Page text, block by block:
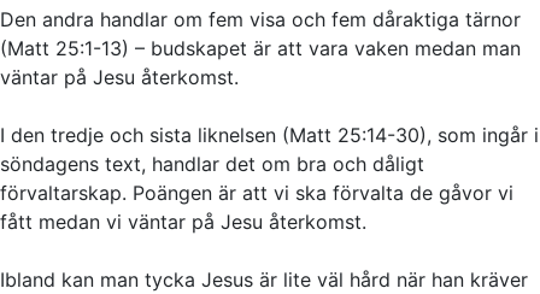
Den andra handlar om fem visa och fem dåraktiga tärnor
(Matt 25:1-13) – budskapet är att vara vaken medan man
väntar på Jesu återkomst.
I den tredje och sista liknelsen (Matt 25:14-30), som ingår i
söndagens text, handlar det om bra och dåligt
förvaltarskap. Poängen är att vi ska förvalta de gåvor vi
fått medan vi väntar på Jesu återkomst.
Ibland kan man tycka Jesus är lite väl hård när han kräver